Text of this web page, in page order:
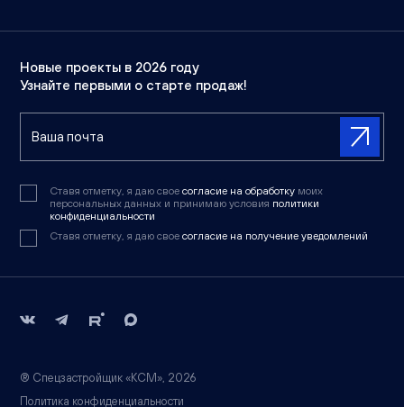
Новые проекты в 2026 году
Узнайте первыми о старте продаж!
Ставя отметку, я даю свое согласие на обработку моих
персональных данных и принимаю условия политики
конфиденциальности
Ставя отметку, я даю свое согласие на получение уведомлений
® Спецзастройщик «КСМ», 2026
Политика конфиденциальности